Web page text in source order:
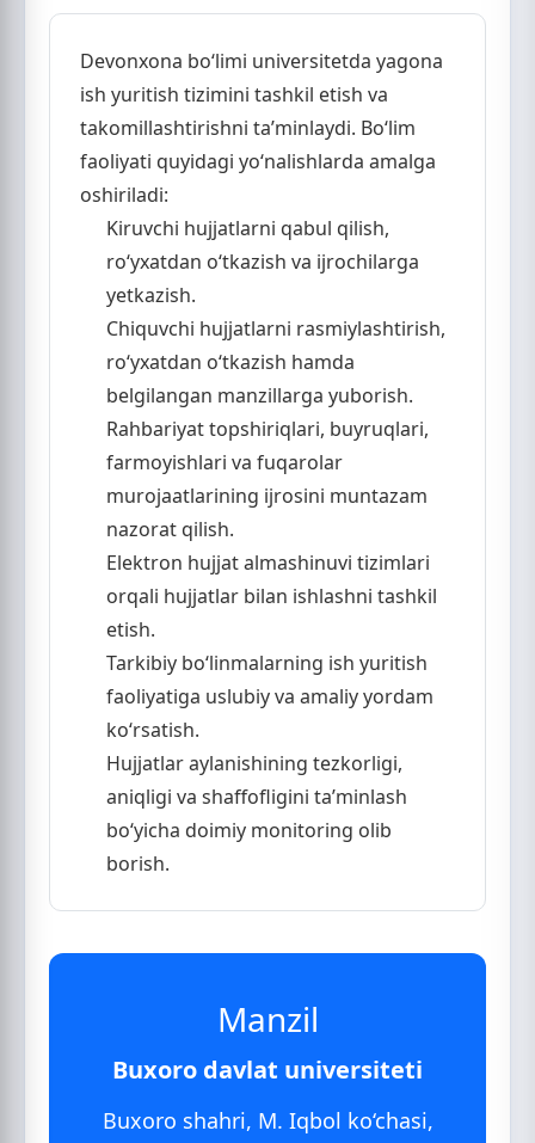
Devonxona bo‘limi universitetda yagona
ish yuritish tizimini tashkil etish va
takomillashtirishni ta’minlaydi. Bo‘lim
faoliyati quyidagi yo‘nalishlarda amalga
oshiriladi:
Kiruvchi hujjatlarni qabul qilish,
ro‘yxatdan o‘tkazish va ijrochilarga
yetkazish.
Chiquvchi hujjatlarni rasmiylashtirish,
ro‘yxatdan o‘tkazish hamda
belgilangan manzillarga yuborish.
Rahbariyat topshiriqlari, buyruqlari,
farmoyishlari va fuqarolar
murojaatlarining ijrosini muntazam
nazorat qilish.
Elektron hujjat almashinuvi tizimlari
orqali hujjatlar bilan ishlashni tashkil
etish.
Tarkibiy bo‘linmalarning ish yuritish
faoliyatiga uslubiy va amaliy yordam
ko‘rsatish.
Hujjatlar aylanishining tezkorligi,
aniqligi va shaffofligini ta’minlash
bo‘yicha doimiy monitoring olib
borish.
Manzil
Buxoro davlat universiteti
Buxoro shahri, M. Iqbol ko‘chasi,